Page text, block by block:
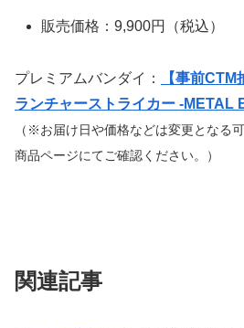
販売価格：9,900円（税込）
プレミアムバンダイ：
【事前
ランチャーストライカー -METAL
（※お届け日や価格などは変更となる
商品ページにてご確認ください。）
関連記事